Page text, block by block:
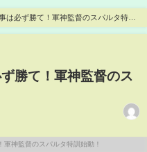
は必ず勝て！軍神監督のスパルタ特訓
勝て！軍神監督のス